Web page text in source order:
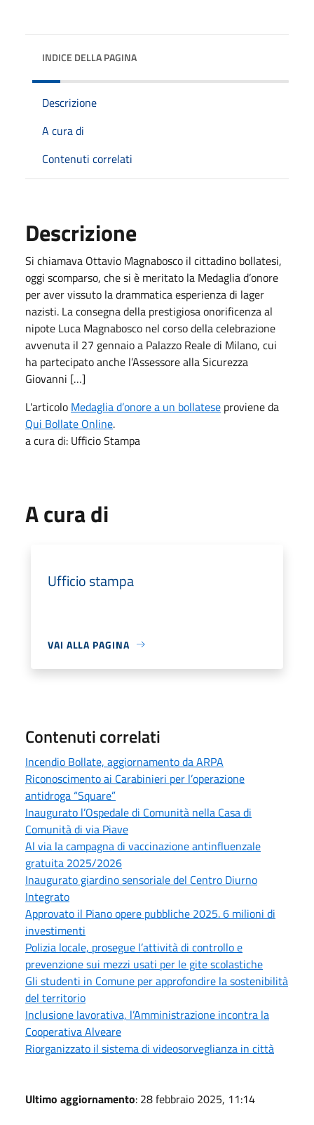
INDICE DELLA PAGINA
Descrizione
A cura di
Contenuti correlati
Descrizione
Si chiamava Ottavio Magnabosco il cittadino bollatesi,
oggi scomparso, che si è meritato la Medaglia d’onore
per aver vissuto la drammatica esperienza di lager
nazisti. La consegna della prestigiosa onorificenza al
nipote Luca Magnabosco nel corso della celebrazione
avvenuta il 27 gennaio a Palazzo Reale di Milano, cui
ha partecipato anche l’Assessore alla Sicurezza
Giovanni […]
L'articolo Medaglia d’onore a un bollatese proviene da
Qui Bollate Online.
a cura di: Ufficio Stampa
A cura di
Ufficio stampa
VAI ALLA PAGINA
Contenuti correlati
Incendio Bollate, aggiornamento da ARPA
Riconoscimento ai Carabinieri per l’operazione
antidroga “Square”
Inaugurato l’Ospedale di Comunità nella Casa di
Comunità di via Piave
Al via la campagna di vaccinazione antinfluenzale
gratuita 2025/2026
Inaugurato giardino sensoriale del Centro Diurno
Integrato
Approvato il Piano opere pubbliche 2025. 6 milioni di
investimenti
Polizia locale, prosegue l’attività di controllo e
prevenzione sui mezzi usati per le gite scolastiche
Gli studenti in Comune per approfondire la sostenibilità
del territorio
Inclusione lavorativa, l’Amministrazione incontra la
Cooperativa Alveare
Riorganizzato il sistema di videosorveglianza in città
Ultimo aggiornamento: 28 febbraio 2025, 11:14